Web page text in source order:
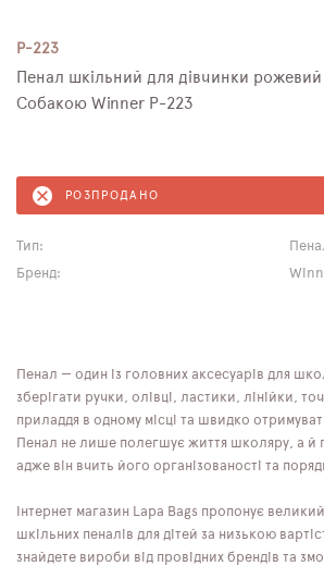
P-223
Пенал шкільний для дівчинки рожевий
Собакою Winner P-223
РОЗПРОДАНО
Тип:
Бренд:
Пенал — один із головних аксесуарів для
зберігати ручки, олівці, ластики, лінійки,
приладдя в одному місці та швидко
Пенал не лише полегшує життя школяру, а й
адже він вчить його організованості та
Інтернет магазин Lapa Bags пропонує
шкільних пеналів для дітей за низькою
знайдете вироби від провідних брендів та